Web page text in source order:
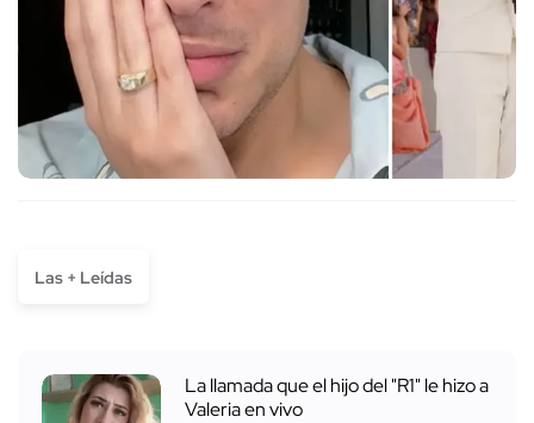
Las + Leídas
La llamada que el hijo del "R1" le hizo a
Valeria en vivo